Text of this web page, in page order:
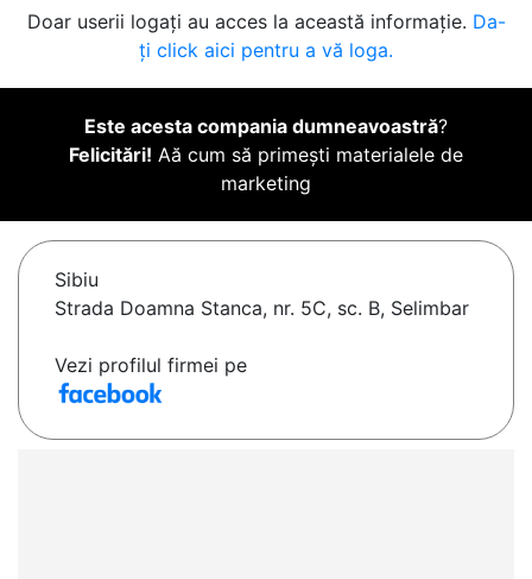
Doar userii logați au acces la această informație. Da-
ți click aici pentru a vă loga.
Este acesta compania dumneavoastră?
Felicitări! Aă cum să primești materialele de
marketing
Sibiu
Strada Doamna Stanca, nr. 5C, sc. B, Selimbar
Vezi profilul firmei pe